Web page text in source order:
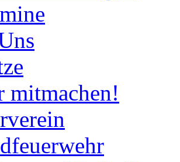
mitmachen!